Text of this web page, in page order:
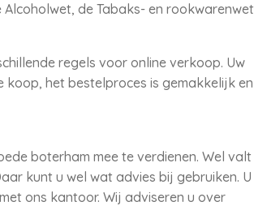
de Tabaks- en rookwarenwet
regels voor online verkoop. Uw
het bestelproces is gemakkelijk en
boterham mee te verdienen. Wel valt
kunt u wel wat advies bij gebruiken. U
ons kantoor. Wij adviseren u over